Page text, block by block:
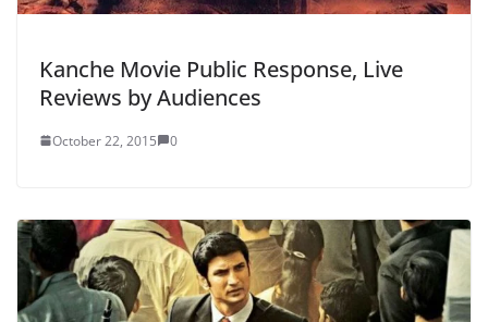
Kanche Movie Public Response, Live
Reviews by Audiences
October 22, 2015 0